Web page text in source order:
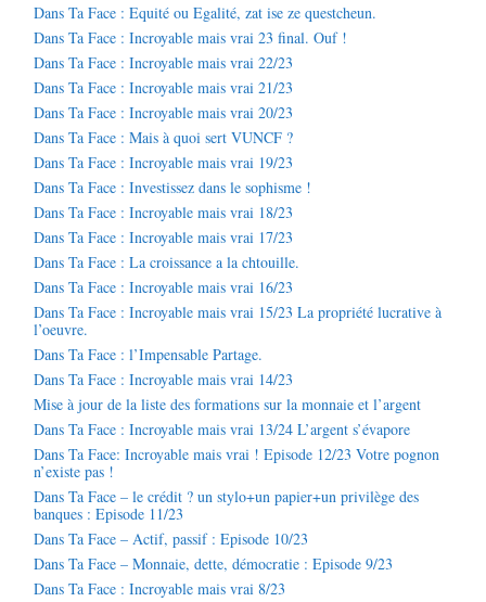
Dans Ta Face : Equité ou Egalité, zat ise ze questcheun.
Dans Ta Face : Incroyable mais vrai 23 final. Ouf !
Dans Ta Face : Incroyable mais vrai 22/23
Dans Ta Face : Incroyable mais vrai 21/23
Dans Ta Face : Incroyable mais vrai 20/23
Dans Ta Face : Mais à quoi sert VUNCF ?
Dans Ta Face : Incroyable mais vrai 19/23
Dans Ta Face : Investissez dans le sophisme !
Dans Ta Face : Incroyable mais vrai 18/23
Dans Ta Face : Incroyable mais vrai 17/23
Dans Ta Face : La croissance a la chtouille.
Dans Ta Face : Incroyable mais vrai 16/23
Dans Ta Face : Incroyable mais vrai 15/23 La propriété lucrative à
l’oeuvre.
Dans Ta Face : l’Impensable Partage.
Dans Ta Face : Incroyable mais vrai 14/23
Mise à jour de la liste des formations sur la monnaie et l’argent
Dans Ta Face : Incroyable mais vrai 13/24 L’argent s’évapore
Dans Ta Face: Incroyable mais vrai ! Episode 12/23 Votre pognon
n’existe pas !
Dans Ta Face – le crédit ? un stylo+un papier+un privilège des
banques : Episode 11/23
Dans Ta Face – Actif, passif : Episode 10/23
Dans Ta Face – Monnaie, dette, démocratie : Episode 9/23
Dans Ta Face : Incroyable mais vrai 8/23